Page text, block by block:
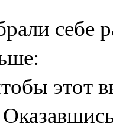
себе
этот